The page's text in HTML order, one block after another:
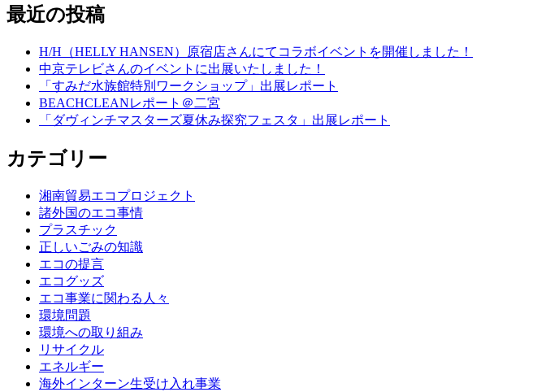
最近の投稿
H/H（HELLY HANSEN）原宿店さんにてコラボイベントを開催しました！
中京テレビさんのイベントに出展いたしました！
「すみだ水族館特別ワークショップ」出展レポート
BEACHCLEANレポート＠二宮
「ダヴィンチマスターズ夏休み探究フェスタ」出展レポート
カテゴリー
湘南貿易エコプロジェクト
諸外国のエコ事情
プラスチック
正しいごみの知識
エコの提言
エコグッズ
エコ事業に関わる人々
環境問題
環境への取り組み
リサイクル
エネルギー
海外インターン生受け入れ事業